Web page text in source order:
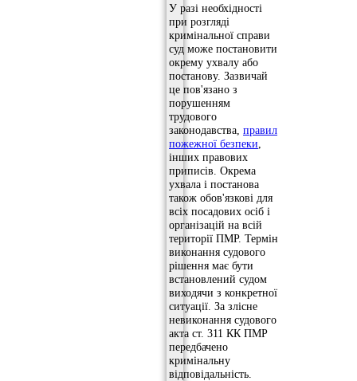
У разі необхідності
при розгляді
кримінальної справи
суд може постановити
окрему ухвалу або
постанову. Зазвичай
це пов'язано з
порушенням
трудового
законодавства, правил
пожежної безпеки
інших правових
приписів. Окрема
ухвала і постанова
також обов'язкові для
всіх посадових осіб і
організацій на всій
території ПМР. Термін
виконання судового
рішення має бути
встановлений судом
виходячи з конкретної
ситуації. За злісне
невиконання судового
акта ст. 311 КК ПМР
передбачено
кримінальну
відповідальність.